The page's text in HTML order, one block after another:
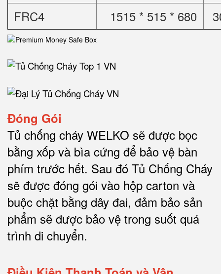
FRC4
1515 * 515 * 680
Đóng Gói
Tủ chống cháy WELKO sẽ được bọc
bằng xốp và bìa cứng để bảo vệ bàn
phím trước hết. Sau đó Tủ Chống Cháy
sẽ được đóng gói vào hộp carton và
buộc chặt bằng dây đai, đảm bảo sản
phẩm sẽ được bảo vệ trong suốt quá
trình di chuyển.